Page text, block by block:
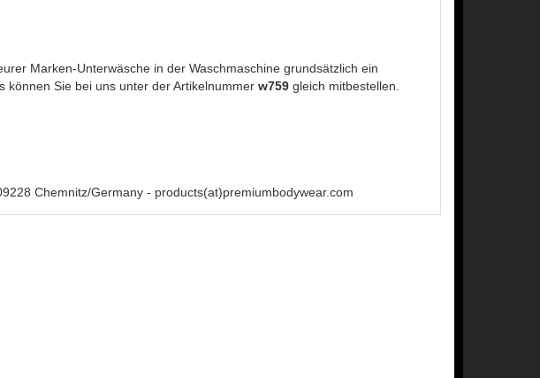
Marken-Unterwäsche in der Waschmaschine grundsätzlich ein
können Sie bei uns unter der Artikelnummer w759gleich mitbestellen.
Chemnitz/Germany - products(at)premiumbodywear.com